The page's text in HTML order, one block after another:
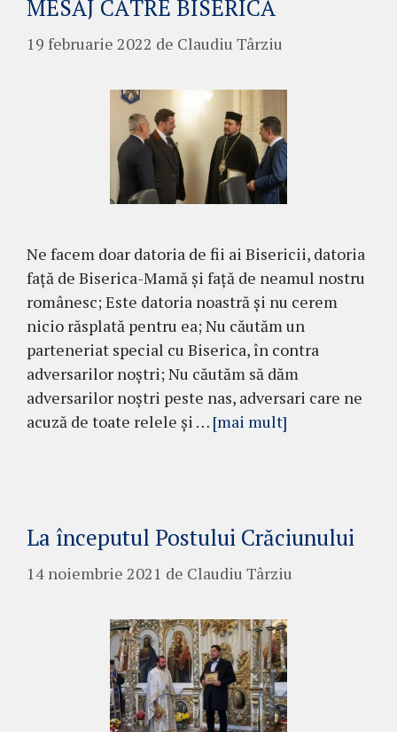
MESAJ CĂTRE BISERICĂ
19 februarie 2022 de Claudiu Târziu
Ne facem doar datoria de fii ai Bisericii, datoria
față de Biserica-Mamă și față de neamul nostru
românesc; Este datoria noastră și nu cerem
nicio răsplată pentru ea; Nu căutăm un
parteneriat special cu Biserica, în contra
adversarilor noștri; Nu căutăm să dăm
adversarilor noștri peste nas, adversari care ne
acuză de toate relele și … [mai mult]
La începutul Postului Crăciunului
14 noiembrie 2021 de Claudiu Târziu